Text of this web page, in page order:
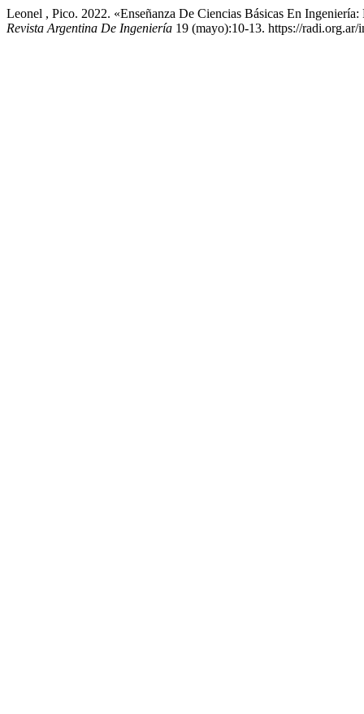
Leonel , Pico. 2022. «Enseñanza De Ciencias Básicas En
Revista Argentina De Ingeniería 19 (mayo):10-13. https://